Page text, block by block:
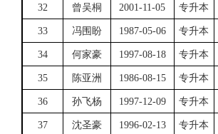
32 曾吴桐 2001-11-05 专升本
33 冯围盼 1987-05-06 专升本
34 何家豪 1997-08-18 专升本
35 陈亚洲 1986-08-15 专升本
36 孙飞杨 1997-12-09 专升本
37 沈圣豪 1996-02-13 专升本